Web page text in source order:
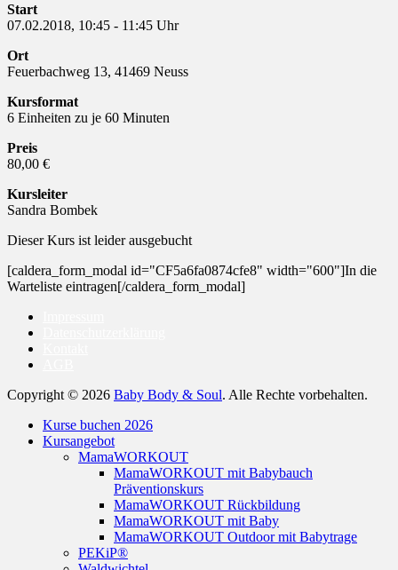
Start
07.02.2018, 10:45 - 11:45 Uhr
Ort
Feuerbachweg 13, 41469 Neuss
Kursformat
6 Einheiten zu je 60 Minuten
Preis
80,00 €
Kursleiter
Sandra Bombek
Dieser Kurs ist leider ausgebucht
[caldera_form_modal id="CF5a6fa0874cfe8" width="600"]In die
Warteliste eintragen[/caldera_form_modal]
Copyright © 2026 Baby Body & Soul. Alle Rechte vorbehalten.
oben
scrollen
Kurse buchen 2026
Kursangebot
MamaWORKOUT
MamaWORKOUT mit Babybauch
Präventionskurs
MamaWORKOUT Rückbildung
MamaWORKOUT mit Baby
MamaWORKOUT Outdoor mit Babytrage
PEKiP®